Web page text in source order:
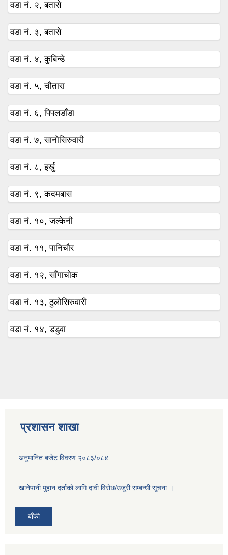
वडा नं. २, बतासे
वडा नं. ३, बतासे
वडा नं. ४, कुबिन्डे
वडा नं. ५, चौतारा
वडा नं. ६, पिपलडाँडा
वडा नं. ७, सानोसिरुवारी
वडा नं. ८, इर्खु
वडा नं. ९, कदमबास
वडा नं. १०, जल्केनी
वडा नं. ११, पानिचौर
वडा नं. १२, साँगाचोक
वडा नं. १३, ठुलोसिरुवारी
वडा नं. १४, डडुवा
प्रशासन शाखा
अनुमानित बजेट विवरण २०८३/०८४
खानेपानी मुहान दर्ताको लागि दावी विरोध/उजुरी सम्बन्धी सूचना ।
बाँकी